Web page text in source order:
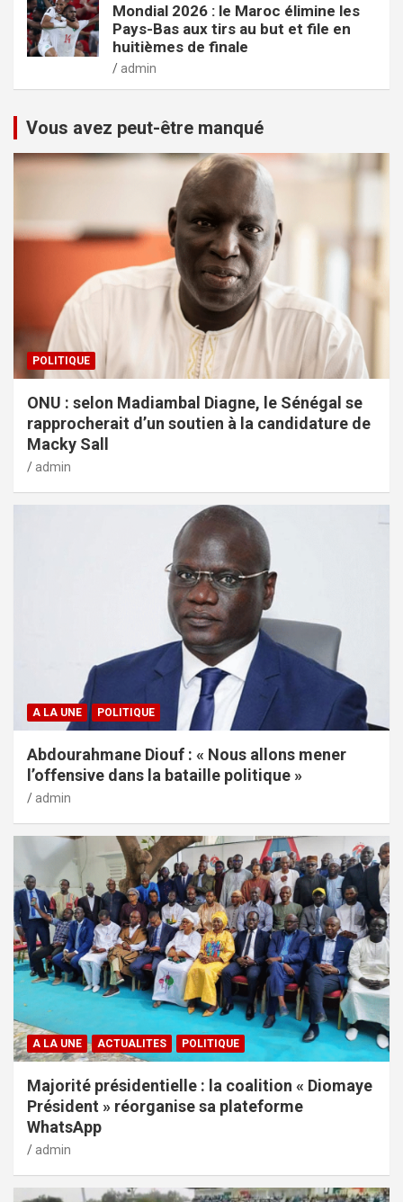
Mondial 2026 : le Maroc élimine les
Pays-Bas aux tirs au but et file en
huitièmes de finale
admin
Vous avez peut-être manqué
POLITIQUE
ONU : selon Madiambal Diagne, le Sénégal se
rapprocherait d’un soutien à la candidature de
Macky Sall
admin
A LA UNE POLITIQUE
Abdourahmane Diouf : « Nous allons mener
l’offensive dans la bataille politique »
admin
A LA UNE ACTUALITES POLITIQUE
Majorité présidentielle : la coalition « Diomaye
Président » réorganise sa plateforme
WhatsApp
admin